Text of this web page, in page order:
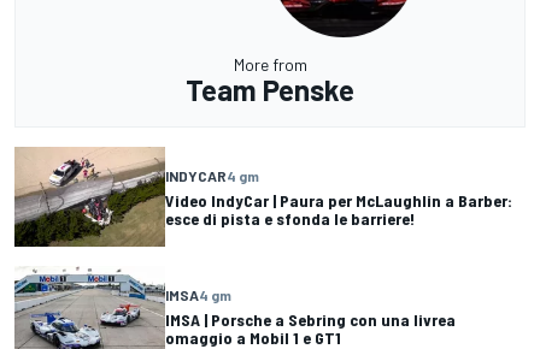
More from
Team Penske
INDYCAR4 gm
Video IndyCar | Paura per McLaughlin a Barber:
esce di pista e sfonda le barriere!
IMSA4 gm
IMSA | Porsche a Sebring con una livrea
omaggio a Mobil 1 e GT1